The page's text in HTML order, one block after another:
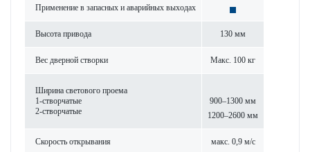
Применение в запасных и авар­ийных выходах
Высота при­вода 130 мм
Вес дверной створки Макс. 100 кг
Ширина свет­ового проема
1-створ­чатые
2-створ­чатые
900–1300 мм
1200–2600 мм
Скор­ость открывания макс. 0,9 м/с